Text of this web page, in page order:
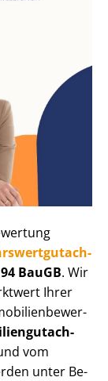
BauGB. Wir
Ihrer
vom
unter Be­